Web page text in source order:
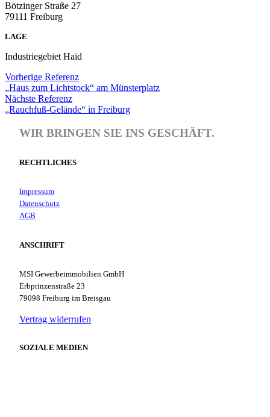
Bötzinger Straße 27
79111 Freiburg
LAGE
Industriegebiet Haid
Vorherige Referenz
„Haus zum Lichtstock“ am Münsterplatz
Nächste Referenz
„Rauchfuß-Gelände“ in Freiburg
WIR BRINGEN SIE INS GESCHÄFT.
RECHTLICHES
Impressum
Datenschutz
AGB
ANSCHRIFT
MSI Gewerbeimmobilien GmbH
Erbprinzenstraße 23
79098 Freiburg im Breisgau
Vertrag widerrufen
SOZIALE MEDIEN